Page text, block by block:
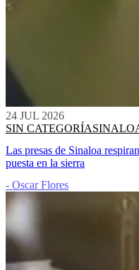
24 JUL 2026
SIN CATEGORÍA
Las presas de Sinaloa
puesta en la sierra
- Oscar Flores